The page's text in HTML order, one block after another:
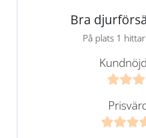
Bra
På plats 1